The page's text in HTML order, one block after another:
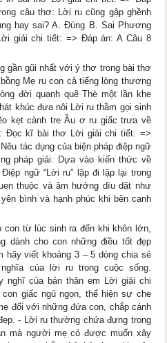
câu thơ: Lời ru cũng gập ghềnh
hay sai? A. Đúng B. Sai Phương
giải chi tiết: => Đáp án: A Câu 8
gần gũi nhất với ý thơ trong bài thơ
Mẹ ru con cả tiếng lòng thương
đời quạnh quẽ Thè một lần khe
khúc đưa nôi Lời ru thầm gọi sinh
kẹt cành tre Ầu ơ ru giấc trưa về
Đọc kĩ bài thơ Lời giải chi tiết: =>
tác dụng của biện pháp điệp ngữ
pháp giải: Dựa vào kiến thức về
ngữ “Lời ru” lặp đi lặp lại trong
thuộc và âm hưởng dìu dặt như
bình và hạnh phúc khi bên cạnh
từ lúc sinh ra đến khi khôn lớn,
dành cho con những điều tốt đẹp
hãy viết khoảng 3 – 5 dòng chia sẻ
của lời ru trong cuộc sống.
nghĩ của bản thân em Lời giải chi
giấc ngủ ngon, thể hiện sự che
đối với những đứa con, chắp cánh
- Lời ru thường chứa đựng trong
mà người mẹ có được muốn xây